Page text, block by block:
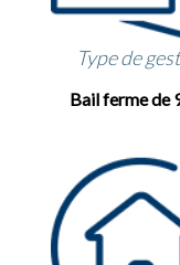
Type de
Bail ferme de